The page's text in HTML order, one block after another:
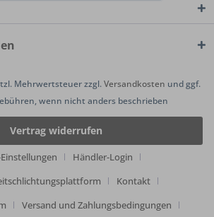
Mehrwertsteuer zzgl.Versandkosten und ggf.
wenn nicht anders beschrieben
Vertrag widerrufen
Händler-Login
Kontakt
Versand und Zahlungsbedingungen